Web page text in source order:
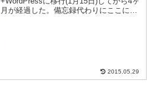
月が経過した。備忘録代わりにここに状
2015.05.29